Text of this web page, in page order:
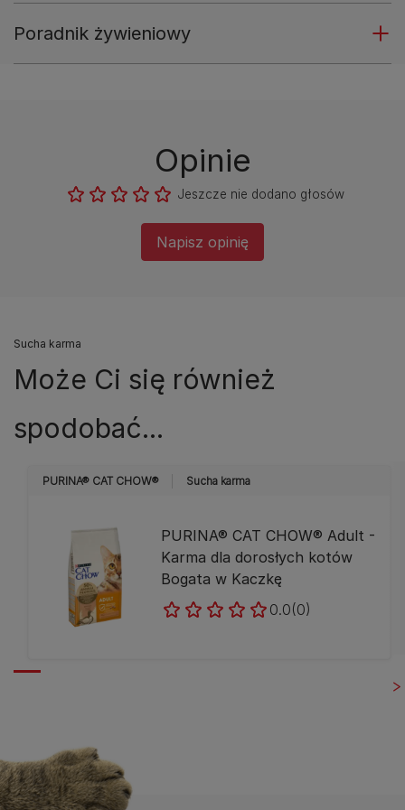
Poradnik żywieniowy
Opinie
Jeszcze nie dodano głosów
Napisz opinię
Sucha karma
Może Ci się również
spodobać...
PURINA® CAT CHOW® Sucha karma
PURINA® CAT CHOW® Adult -
Karma dla dorosłych kotów
Bogata w Kaczkę
0.0(0)